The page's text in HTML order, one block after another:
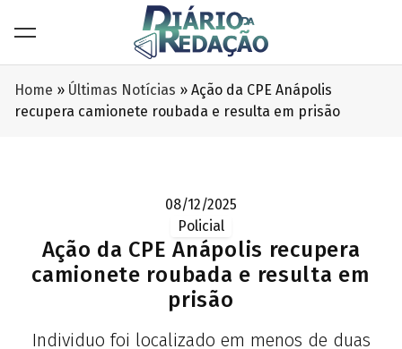
Home » Últimas Notícias » Ação da CPE Anápolis
recupera camionete roubada e resulta em prisão
08/12/2025
Policial
Ação da CPE Anápolis recupera
camionete roubada e resulta em
prisão
Individuo foi localizado em menos de duas